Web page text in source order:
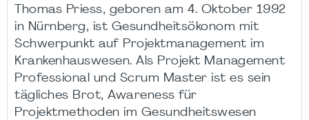
Thomas Priess, geboren am 4. Oktober 1992
in Nürnberg, ist Gesundheitsökonom mit
Schwerpunkt auf Projektmanagement im
Krankenhauswesen. Als Projekt Management
Professional und Scrum Master ist es sein
tägliches Brot, Awareness für
Projektmethoden im Gesundheitswesen